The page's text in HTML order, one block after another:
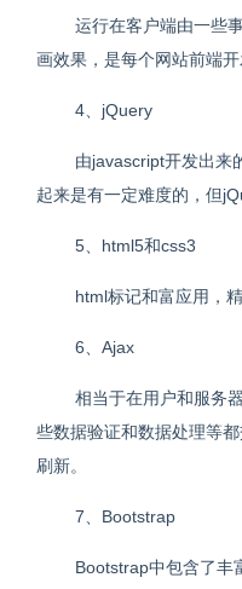
运行在客户端由一些
画效果，是每个网站前端开
4、jQuery
由javascript开发出来
起来是有一定难度的，但
5、html5和css3
html标记和富应用，
6、Ajax
相当于在用户和服务
些数据验证和数据处理等
刷新。
7、Bootstrap
Bootstrap中包含了丰